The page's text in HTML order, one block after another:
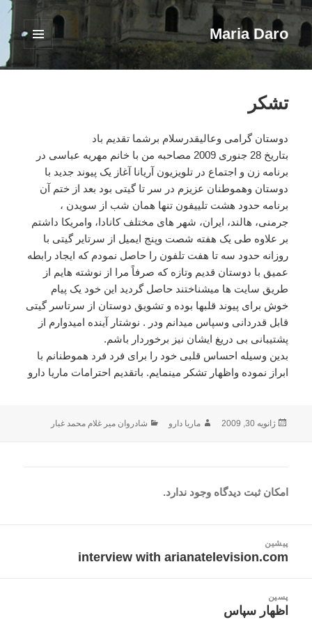
Maria Daro
فهرست
ابزارک‌ها
تشکر
دوستان گرامی وعالیقدرسلام برشما تقدیم باد
بتاریخ 28 جنوری 2009 مصاحبه من با خانم مهریه عباسی در
برنامه زن و اجتماع در تلویزیون آریانا آغاز یک پیوند جدید با
دوستان وهموطنان عزیزم در سر تا گیتی بود بعد از ختم آن
برنامه حدود هشت تلییفون تنها همان شب از سویدن ،
جرمنی، هالند، ایران، شهر های مختلف کانادا، وامریکا داشتم
بر علاوه طی یک هفته شصت وپنج ایمیل از سرتایر گیتی با
روزانه حدود سه تا هفت تلفون را حاصل نمودم که ایجاد رابطه
عمیق با دوستان قدیم وتازه که صرفاً مرا از نوشته هایم از
طریق سایت ها میشناختند حاصل گردید این خود یک پیام
خوش برای پیوند قلبها بوده و تشویق دوستان از سرتاسر گیتی
قابل قدردانی وسپاس میدانم ودر . نوشتار آینده امیدوارم از
پشتیبانی بی دریغ ایشان نیز برخوردار باشم.
بدین وسیله احساس قلبی خود را برای فرد فرد هموطنانم با
ابراز نموده واظهار تشکر مینمایم. باتقدیم احترامات ماریا دارو
ارسال
ژانویه 30, 2009 نویسنده
ماریا دارو دسته‌ها
شادروان میر غلام محمد غبار
امکان ثبت دیدگاه وجود ندارد.
نوشتهپیشین
نوشته
interview with arianatelevision.com
پسین
نوشته
اظهار سپاس